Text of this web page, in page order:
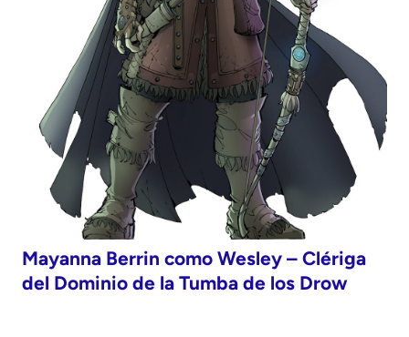
Mayanna Berrin como Wesley – Clériga
del Dominio de la Tumba de los Drow